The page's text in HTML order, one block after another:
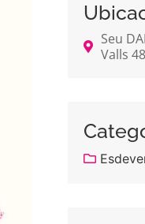
Seu
Valls